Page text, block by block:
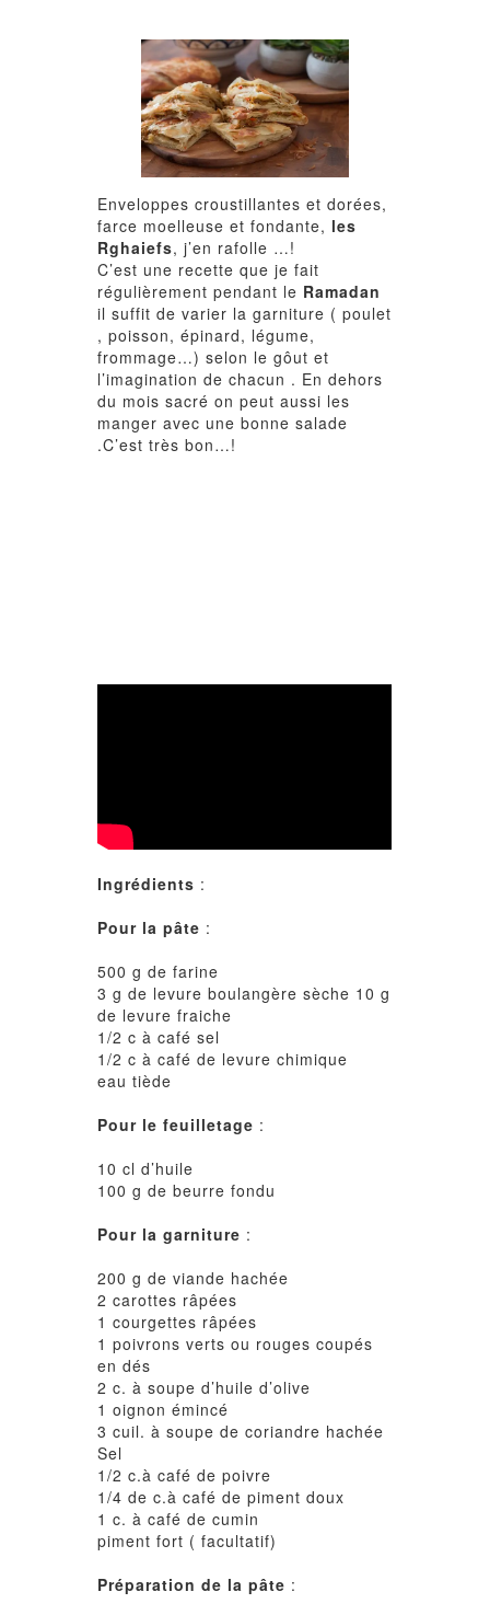
Enveloppes croustillantes et dorées,
farce moelleuse et fondante, les
Rghaiefs, j’en rafolle …!
C’est une recette que je fait
régulièrement pendant le Ramadan
il suffit de varier la garniture ( poulet
, poisson, épinard, légume,
frommage…) selon le gôut et
l’imagination de chacun . En dehors
du mois sacré on peut aussi les
manger avec une bonne salade
.C’est très bon…!
Ingrédients :
Pour la pâte :
500 g de farine
3 g de levure boulangère sèche 10 g
de levure fraiche
1/2 c à café sel
1/2 c à café de levure chimique
eau tiède
Pour le feuilletage :
10 cl d’huile
100 g de beurre fondu
Pour la garniture :
200 g de viande hachée
2 carottes râpées
1 courgettes râpées
1 poivrons verts ou rouges coupés
en dés
2 c. à soupe d’huile d’olive
1 oignon émincé
3 cuil. à soupe de coriandre hachée
Sel
1/2 c.à café de poivre
1/4 de c.à café de piment doux
1 c. à café de cumin
piment fort ( facultatif)
Préparation de la pâte :